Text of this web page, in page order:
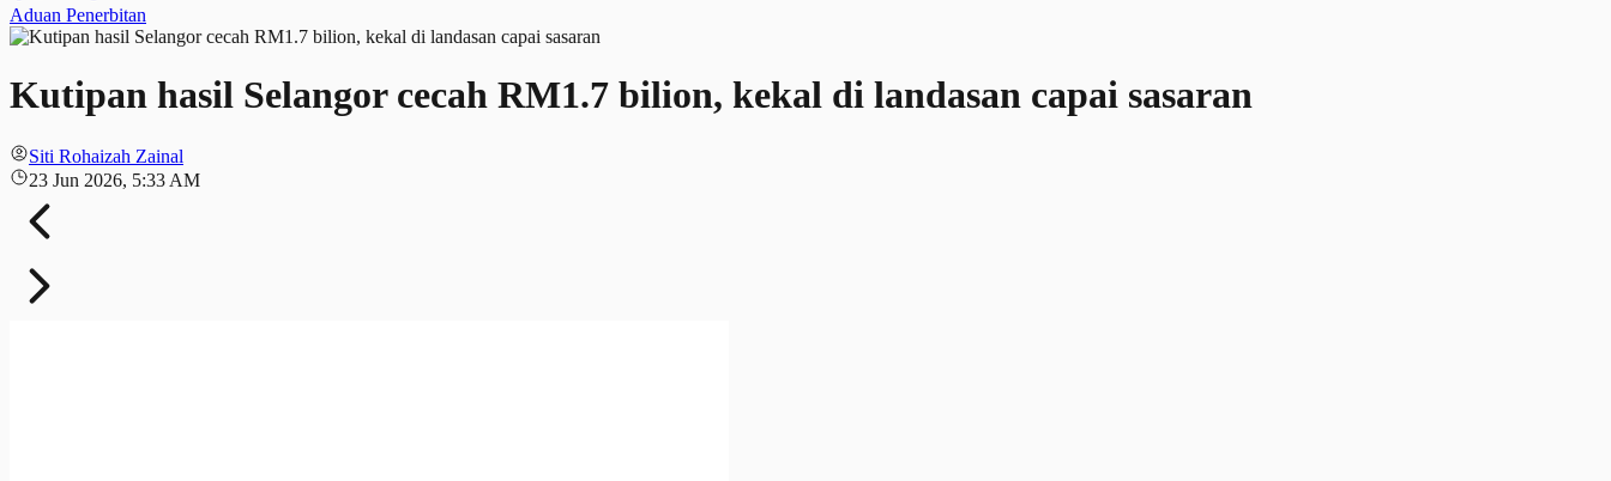
Aduan Penerbitan
Kutipan hasil Selangor cecah RM1.7 bilion, kekal di landasan capai sasaran
Siti Rohaizah Zainal
23 Jun 2026, 5:33 AM